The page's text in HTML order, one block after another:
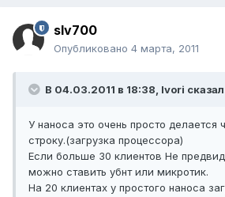
slv700
Опубликовано 4 марта, 2011
В 04.03.2011 в 18:38, Ivori
У наноса это очень просто делается
строку.(загрузка процессора)
Если больше 30 клиентов Не
можно ставить убнт или микротик.
На 20 клиентах у простого наноса